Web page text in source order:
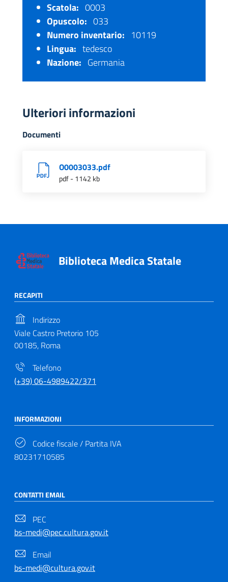
Scatola: 0003
Opuscolo: 033
Numero inventario: 10119
Lingua: tedesco
Nazione: Germania
Ulteriori informazioni
Documenti
O0003033.pdf
pdf - 1142 kb
Biblioteca Medica Statale
RECAPITI
Indirizzo
Viale Castro Pretorio 105
00185, Roma
Telefono
(+39) 06-4989422/371
INFORMAZIONI
Codice fiscale / Partita IVA
80231710585
CONTATTI EMAIL
PEC
bs-medi@pec.cultura.gov.it
Email
bs-medi@cultura.gov.it